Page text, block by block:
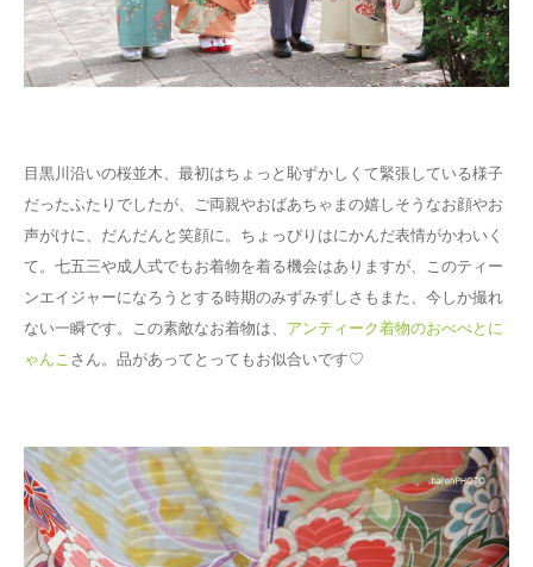
目黒川沿いの桜並木、最初はちょっと恥ずかしくて緊張している様子
だったふたりでしたが、ご両親やおばあちゃまの嬉しそうなお顔やお
声がけに、だんだんと笑顔に。ちょっぴりはにかんだ表情がかわいく
て。七五三や成人式でもお着物を着る機会はありますが、このティー
ンエイジャーになろうとする時期のみずみずしさもまた、今しか撮れ
ない一瞬です。この素敵なお着物は、 アンティーク着物のおべべとに
ゃんこ さん。品があってとってもお似合いです♡